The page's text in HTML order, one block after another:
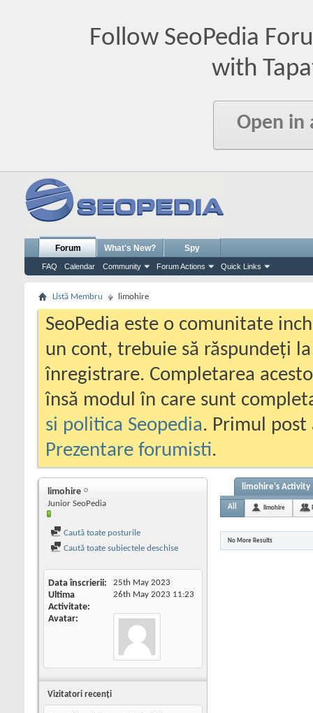
Follow SeoPedia
with
Open in
Forum
FAQ Calendar Community Forum Actions Quick Links
What's New? Spy
Listă Membru limohire
SeoPedia este o comunitate
un cont, trebuie să răspundeți
înregistrare. Completarea
însă modul în care sunt
si politica Seopedia. Primul
Prezentare forumisti.
limohire
Junior SeoPedia
Caută toate posturile
Caută toate subiectele deschise
Data înscrierii 25th May 2023
Ultima
Activitate
26th May 2023 11:23
Avatar
Vizitatori recenţi
limohire's Activity
All limohire
No More Results